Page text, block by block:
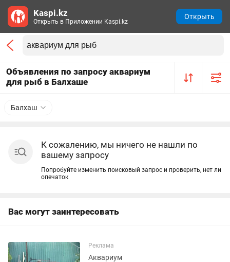
Объявления по запросу аквариум
для рыб в Балхаше
Балхаш
К сожалению, мы ничего не нашли по
вашему запросу
Попробуйте изменить поисковый запрос и проверить, нет ли
опечаток
Вас могут заинтересовать
Реклама
Аквариум
Kaspi.kz
Открыть в Приложении Kaspi.kz
Открыть